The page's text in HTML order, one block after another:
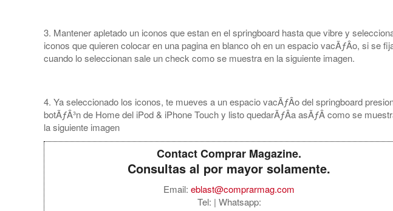
3. Mantener apletado un iconos que estan en el springboard hasta que vibre y
iconos que quieren colocar en una pagina en blanco oh en un espacio vacÃƒÂ­o, si se
cuando lo seleccionan sale un check como se muestra en la siguiente imagen.
4. Ya seleccionado los iconos, te mueves a un espacio vacÃƒÂ­o del springboard
botÃƒÂ³n de Home del iPod & iPhone Touch y listo quedarÃƒÂ­a asÃƒÂ­ como se
la siguiente imagen
Contact Comprar Magazine.
Consultas al por mayor solamente.
Email: eblast@comprarmag.com
Tel: | Whatsapp: